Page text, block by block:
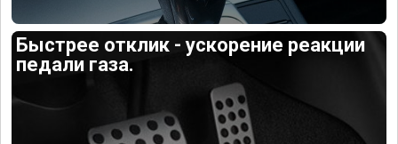
Быстрее отклик - ускорение реакции
педали газа.